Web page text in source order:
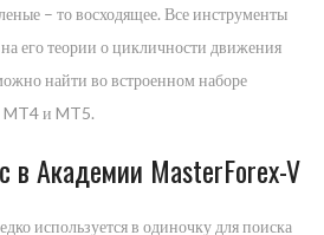
– то восходящее. Все инструменты
его теории о цикличности движения
найти во встроенном наборе
MT4 и MT5.
в Академии MasterForex-V
используется в одиночку для поиска